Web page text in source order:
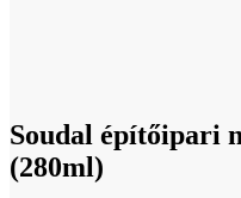
Soudal építőipari
(280ml)